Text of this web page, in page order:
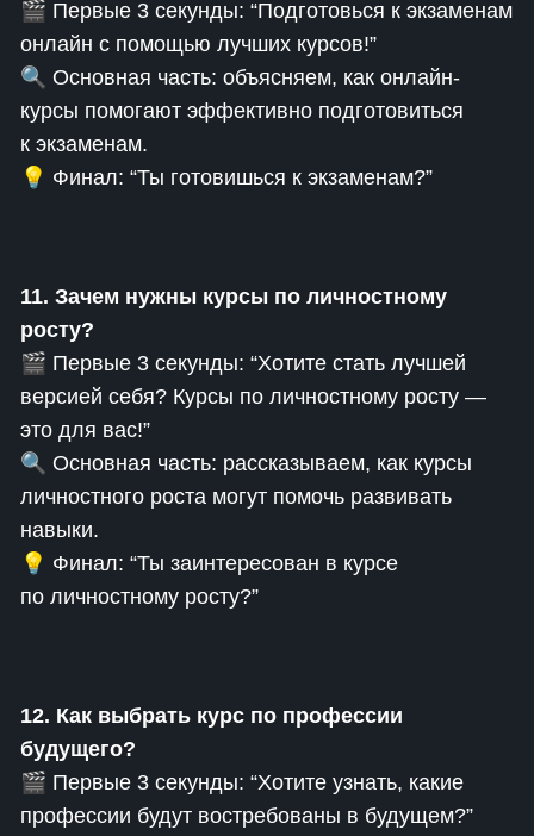
🎬 Первые 3 секунды: “Подготовься к экзаменам
онлайн с помощью лучших курсов!”
🔍 Основная часть: объясняем, как онлайн-
курсы помогают эффективно подготовиться
к экзаменам.
💡 Финал: “Ты готовишься к экзаменам?”
11. Зачем нужны курсы по личностному
росту?
🎬 Первые 3 секунды: “Хотите стать лучшей
версией себя? Курсы по личностному росту —
это для вас!”
🔍 Основная часть: рассказываем, как курсы
личностного роста могут помочь развивать
навыки.
💡 Финал: “Ты заинтересован в курсе
по личностному росту?”
12. Как выбрать курс по профессии
будущего?
🎬 Первые 3 секунды: “Хотите узнать, какие
профессии будут востребованы в будущем?”